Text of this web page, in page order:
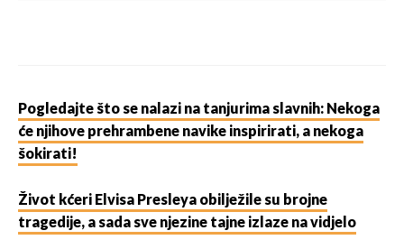
Pogledajte što se nalazi na tanjurima slavnih: Nekoga
će njihove prehrambene navike inspirirati, a nekoga
šokirati!
Život kćeri Elvisa Presleya obilježile su brojne
tragedije, a sada sve njezine tajne izlaze na vidjelo